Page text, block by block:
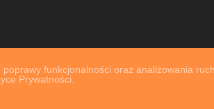
funkcjonalności oraz analizowania
Prywatności.